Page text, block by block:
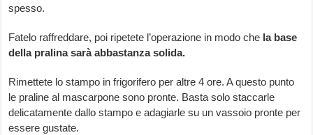
spesso.
Fatelo raffreddare, poi ripetete l’operazione in modo che la base
della pralina sarà abbastanza solida.
Rimettete lo stampo in frigorifero per altre 4 ore. A questo punto
le praline al mascarpone sono pronte. Basta solo staccarle
delicatamente dallo stampo e adagiarle su un vassoio pronte per
essere gustate.